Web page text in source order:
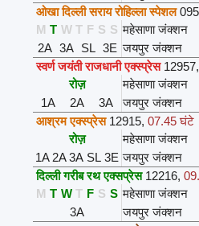
ओखा दिल्ली सराय रोहिल्ला स्पेशल
M T W T F S S महेसाणा जंक्शन
2A 3A SL 3E जयपुर जंक्शन
स्वर्ण जयंती राजधानी एक्स्प्रेस 12957
रोज़
महेसाणा जंक्शन
1A
2A 3A जयपुर जंक्शन
आश्रम एक्स्प्रेस 12915,07.45 घंटे
रोज़
महेसाणा जंक्शन
1A 2A 3A SL 3E जयपुर जंक्शन
दिल्ली गरीब रथ एक्सप्रेस 12216,
M T W T F S S महेसाणा जंक्शन
3A
जयपुर जंक्शन